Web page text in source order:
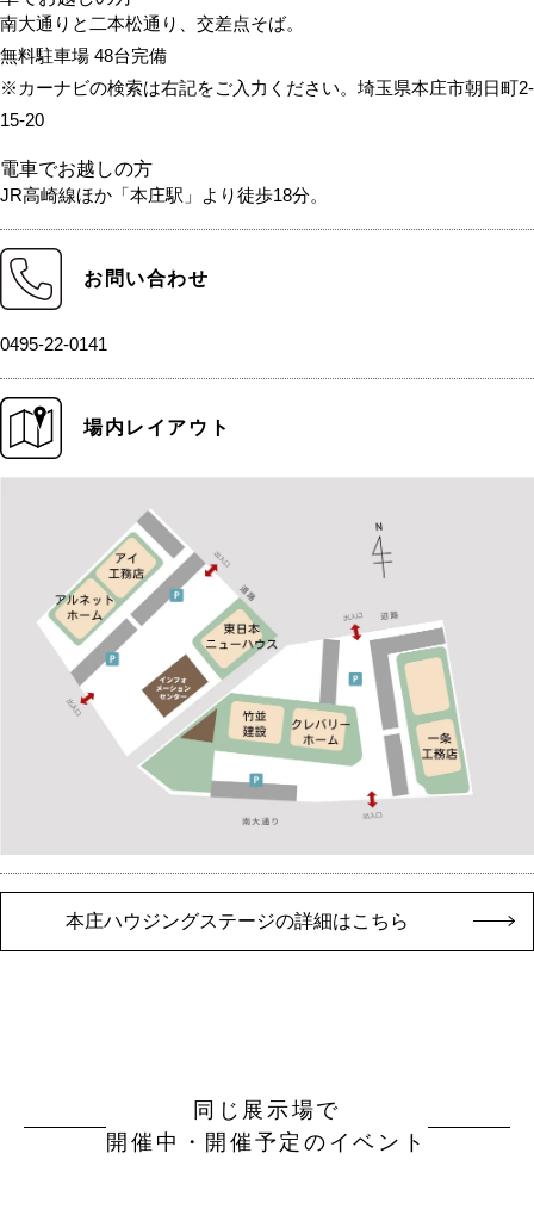
南大通りと二本松通り、交差点そば。
無料駐車場 48台完備
※カーナビの検索は右記をご入力ください。埼玉県本庄市朝日町2-
15-20
電車でお越しの方
JR高崎線ほか「本庄駅」より徒歩18分。
お問い合わせ
0495-22-0141
場内レイアウト
本庄ハウジングステージの詳細はこちら
同じ展示場で
開催中・開催予定のイベント